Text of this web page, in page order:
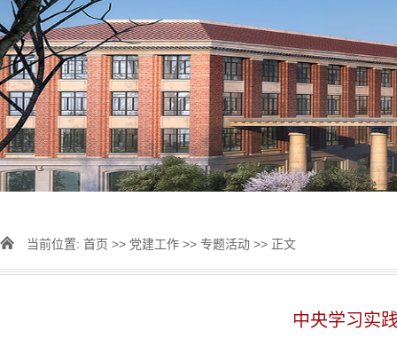
当前位置: 首页 >> 党建工作 >> 专题活动 >> 正文
中央学习实